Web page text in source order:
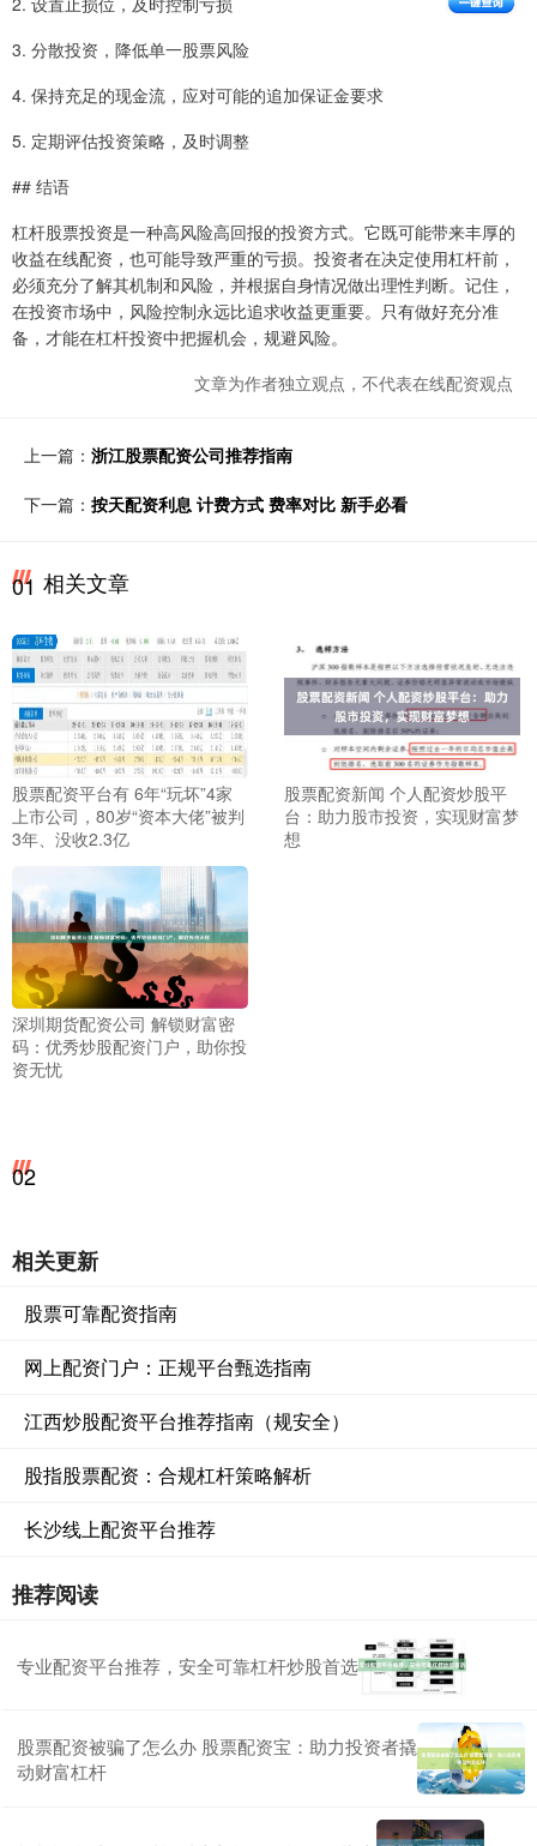
3. 分散投资，降低单一股票风险
4. 保持充足的现金流，应对可能的追加保证金要求
5. 定期评估投资策略，及时调整
## 结语
杠杆股票投资是一种高风险高回报的投资方式。它既可能带来丰厚的
收益在线配资，也可能导致严重的亏损。投资者在决定使用杠杆前，
必须充分了解其机制和风险，并根据自身情况做出理性判断。记住，
在投资市场中，风险控制永远比追求收益更重要。只有做好充分准
备，才能在杠杆投资中把握机会，规避风险。
文章为作者独立观点，不代表在线配资观点
上一篇： 浙江股票配资公司推荐指南
下一篇： 按天配资利息 计费方式 费率对比 新手必看
01 相关文章
股票配资平台有 6年“玩坏”4家
上市公司，80岁“资本大佬”被判
3年、没收2.3亿
股票配资新闻 个人配资炒股平
台：助力股市投资，实现财富梦
想
深圳期货配资公司 解锁财富密
码：优秀炒股配资门户，助你投
资无忧
02
相关更新
股票可靠配资指南
网上配资门户：正规平台甄选指南
江西炒股配资平台推荐指南（规安全）
股指股票配资：合规杠杆策略解析
长沙线上配资平台推荐
推荐阅读
专业配资平台推荐，安全可靠杠杆炒股首选
股票配资被骗了怎么办 股票配资宝：助力投资者撬
动财富杠杆